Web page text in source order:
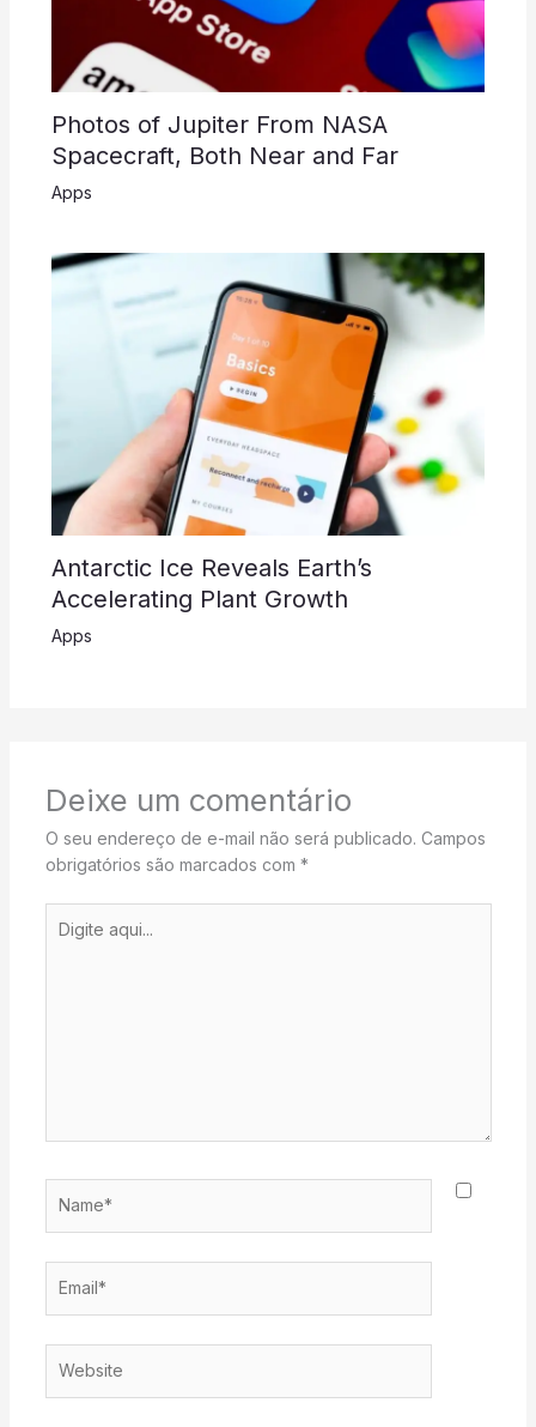
Photos of Jupiter From NASA
Spacecraft, Both Near and Far
Apps
Antarctic Ice Reveals Earth’s
Accelerating Plant Growth
Apps
Deixe um comentário
O seu endereço de e-mail não será publicado. Campos
obrigatórios são marcados com *
aqui...